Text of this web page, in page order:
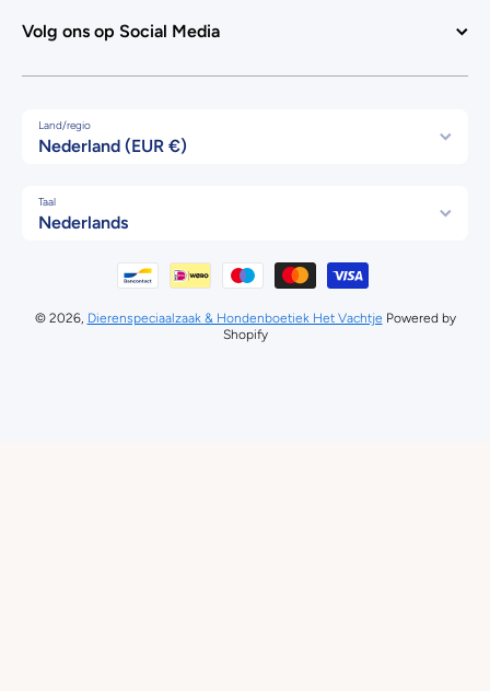
Volg ons op Social Media
Land/regio
Nederland (EUR €)
Taal
Nederlands
Betaalmethodes
© 2026, Dierenspeciaalzaak & Hondenboetiek Het Vachtje Powered by
Shopify